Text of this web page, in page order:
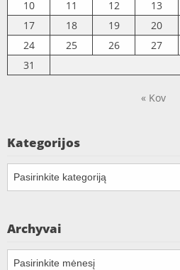
10 11 12 13
17
18 19 20
24
25 26 27
31
« Kov
Kategorijos
Kategorijos
Archyvai
Archyvai